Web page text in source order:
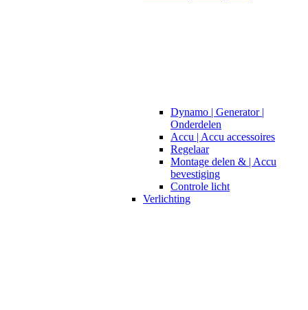
Dynamo | Generator |
Onderdelen
Accu | Accu accessoires
Regelaar
Montage delen & | Accu
bevestiging
Controle licht
Verlichting